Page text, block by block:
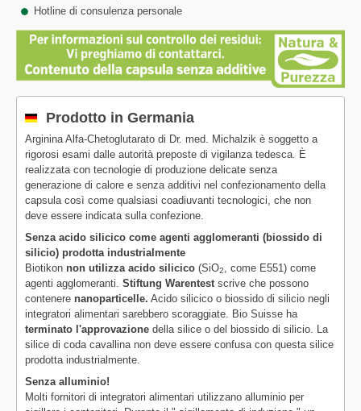
Hotline di consulenza personale
Prodotto in Germania
Arginina Alfa-Chetoglutarato di Dr. med. Michalzik è soggetto a
rigorosi esami dalle autorità preposte di vigilanza tedesca. È
realizzata con tecnologie di produzione delicate senza
generazione di calore e senza additivi nel confezionamento della
capsula così come qualsiasi coadiuvanti tecnologici, che non
deve essere indicata sulla confezione.
Senza acido silicico come agenti agglomeranti (biossido di
silicio) prodotta industrialmente
Biotikon non utilizza acido silicico (SiO2
, come E551) come
agenti agglomeranti. Stiftung Warentest scrive che possono
contenere nanoparticelle. Acido silicico o biossido di silicio negli
integratori alimentari sarebbero scoraggiate. Bio Suisse ha
terminato l'approvazione della silice o del biossido di silicio. La
silice di coda cavallina non deve essere confusa con questa silice
prodotta industrialmente.
Senza alluminio!
Molti fornitori di integratori alimentari utilizzano alluminio per